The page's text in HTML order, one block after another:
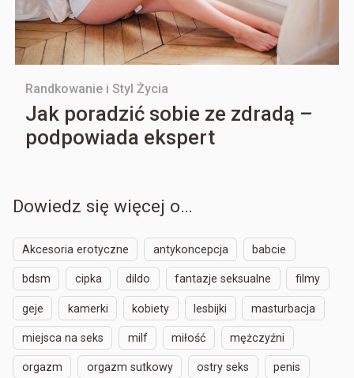
Randkowanie i Styl Życia
Jak poradzić sobie ze zdradą –
podpowiada ekspert
Dowiedz się więcej o…
Akcesoria erotyczne antykoncepcja babcie
bdsm cipka dildo fantazje seksualne filmy
geje kamerki kobiety lesbijki masturbacja
miejsca na seks milf miłość mężczyźni
orgazm orgazm sutkowy ostry seks penis